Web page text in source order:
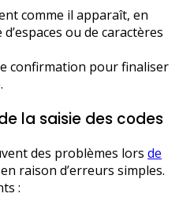
comme il apparaît, en
ou de caractères
confirmation pour finaliser
la saisie des codes
des problèmes lors de
raison d’erreurs simples.
: